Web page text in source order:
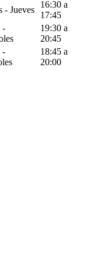
- Jueves
16:30 a
17:45
-
19:30 a
20:45
-
18:45 a
20:00